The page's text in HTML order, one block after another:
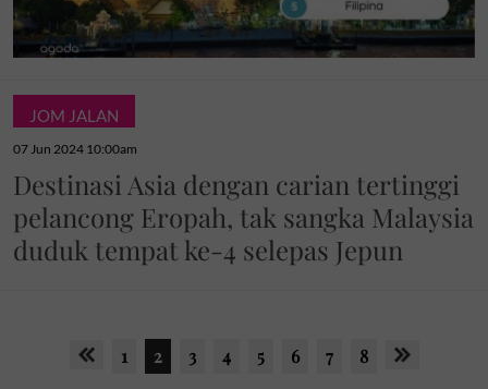
JOM JALAN
07 Jun 2024 10:00am
Destinasi Asia dengan carian tertinggi
pelancong Eropah, tak sangka Malaysia
duduk tempat ke-4 selepas Jepun
1 2 3 4 5 6 7 8